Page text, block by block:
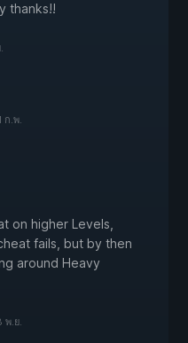
thanks!!
ก.พ.
on higher Levels,
fails, but by then
around Heavy
พ.ย.